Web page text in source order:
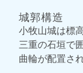
城郭構造
小牧山城は標
三重の石垣で
曲輪が配置さ